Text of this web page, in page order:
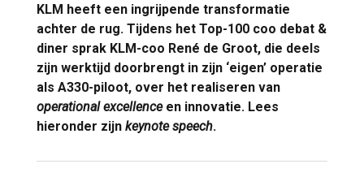
KLM heeft een ingrijpende transformatie
achter de rug. Tijdens het Top-100 coo debat &
diner sprak KLM-coo René de Groot, die deels
zijn werktijd doorbrengt in zijn ‘eigen’ operatie
als A330-piloot, over het realiseren van
operational excellence en innovatie. Lees
hieronder zijn keynote speech.